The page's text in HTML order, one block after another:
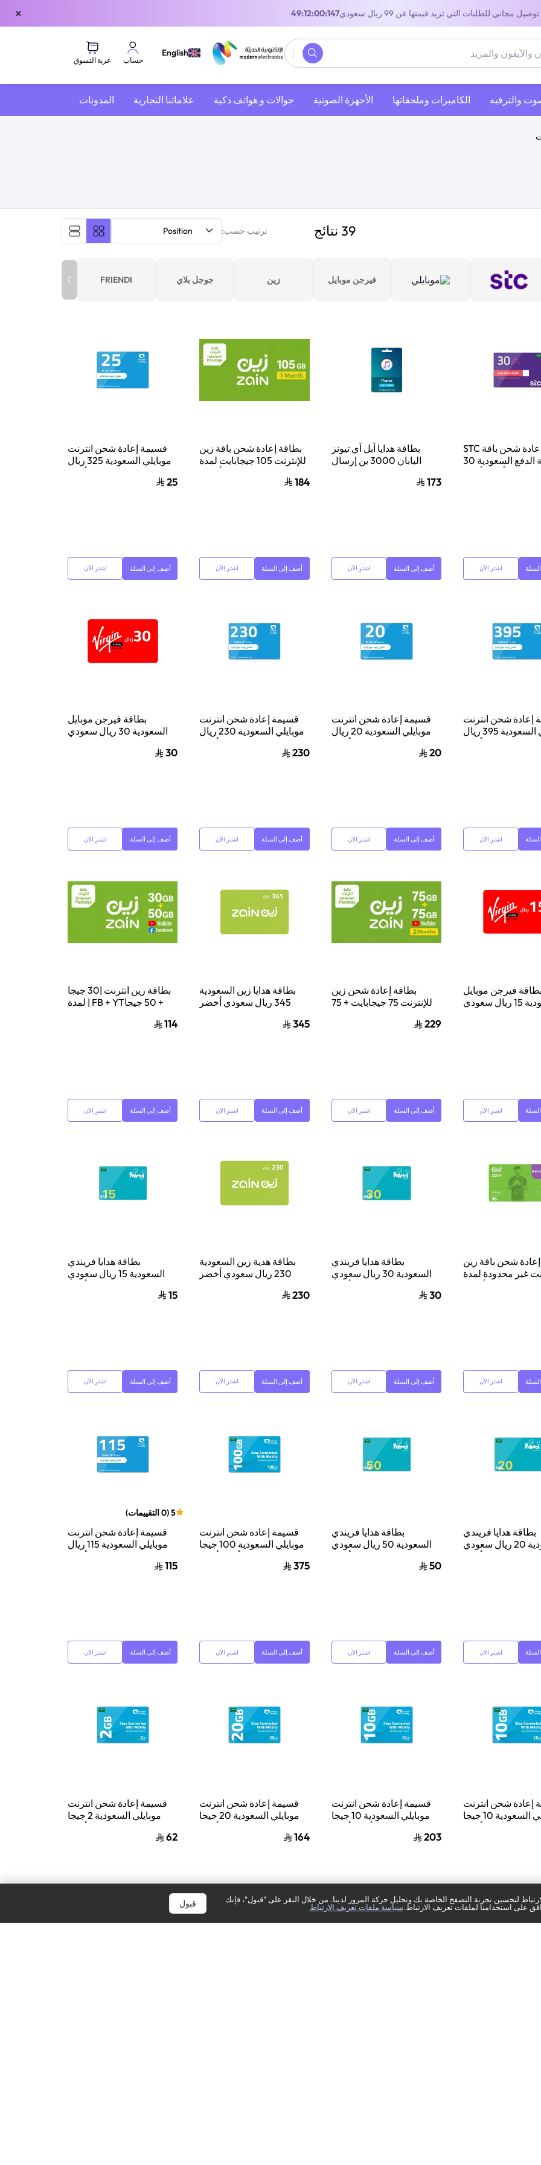
توصيل مجاني للطلبات التي تزيد قيمتها عن 99 ريال سعودي 48:12:00:147
×
English
حساب عربة التسوق
والترفيه ‫الكاميرات وملحقاتها‬ الأجهزة الصوتية جوالات و هواتف ذكية علاماتنا التجارية المدونات
39 نتائج ترتيب حسب: Position
فيرجن موبايل زين جوجل بلاي FRIENDI
بطاقة إعادة شحن باقة STC
مسبقة الدفع السعودية 30
سعودي أزرق/أحمر
اشترِ الآن
بطاقة هدايا آبل آي تيونز
اليابان 3000 ين إرسال
173
أضف إلى السلة اشترِ الآن
بطاقة إعادة شحن باقة زين
للإنترنت 105 جيجابايت لمدة
شهر واحد أخضر
184
أضف إلى السلة اشترِ الآن
قسيمة إعادة شحن انترنت
موبايلي السعودية 325 ريال
سعودي أزرق
25
أضف إلى السلة اشترِ الآن
إعادة شحن انترنت
موبايلي السعودية 395 ريال
اشترِ الآن
قسيمة إعادة شحن انترنت
موبايلي السعودية 20 ريال
20
أضف إلى السلة اشترِ الآن
قسيمة إعادة شحن انترنت
موبايلي السعودية 230 ريال
230
أضف إلى السلة اشترِ الآن
بطاقة فيرجن موبايل
السعودية 30 ريال سعودي
30
أضف إلى السلة اشترِ الآن
بطاقة فيرجن موبايل
السعودية 15 ريال سعودي
اشترِ الآن
بطاقة إعادة شحن زين
للإنترنت 75 جيجابايت + 75
229
أضف إلى السلة اشترِ الآن
بطاقة هدايا زين السعودية
345 ريال سعودي أخضر
345
أضف إلى السلة اشترِ الآن
بطاقة زين انترنت |30 جيجا
+ 50 جيجاFB + YT | لمدة
114
أضف إلى السلة اشترِ الآن
شحن باقة زين
غير محدودة لمدة
شهر واحد أخضر
اشترِ الآن
بطاقة هدايا فريندي
السعودية 30 ريال سعودي
أزرق
30
أضف إلى السلة اشترِ الآن
بطاقة هدية زين السعودية
230 ريال سعودي أخضر
230
أضف إلى السلة اشترِ الآن
بطاقة هدايا فريندي
السعودية 15 ريال سعودي
أزرق
15
أضف إلى السلة اشترِ الآن
بطاقة هدايا فريندي
السعودية 20 ريال سعودي
اشترِ الآن
بطاقة هدايا فريندي
السعودية 50 ريال سعودي
50
أضف إلى السلة اشترِ الآن
قسيمة إعادة شحن انترنت
موبايلي السعودية 100 جيجا
375
أضف إلى السلة اشترِ الآن
5
(
0التقييمات)
قسيمة إعادة شحن انترنت
موبايلي السعودية 115 ريال
115
أضف إلى السلة اشترِ الآن
إعادة شحن انترنت
موبايلي السعودية 10 جيجا
اشترِ الآن
قسيمة إعادة شحن انترنت
موبايلي السعودية 10 جيجا
203
أضف إلى السلة اشترِ الآن
قسيمة إعادة شحن انترنت
موبايلي السعودية 20 جيجا
164
أضف إلى السلة اشترِ الآن
قسيمة إعادة شحن انترنت
موبايلي السعودية 2 جيجا
62
أضف إلى السلة اشترِ الآن
لتحسين تجربة التصفح الخاصة بك وتحليل حركة المرور لدينا. من خلال النقر على "قبول"، فإنك
على استخدامنا لملفات تعريف الارتباط.سياسة ملفات تعريف الارتباط قبول